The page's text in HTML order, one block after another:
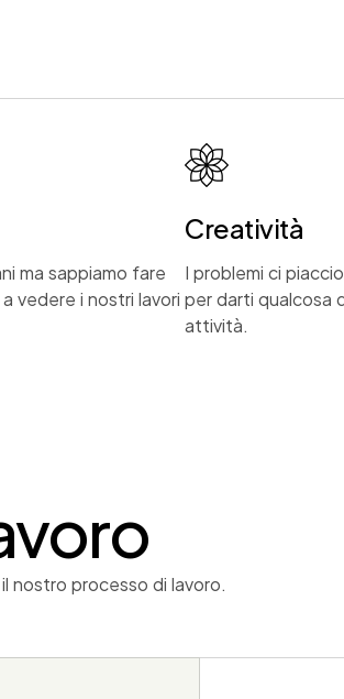
ma sappiamo fare
vedere i nostri lavori
Creatività
I problemi ci
per darti qualcosa
attività.
nostro processo di lavoro.